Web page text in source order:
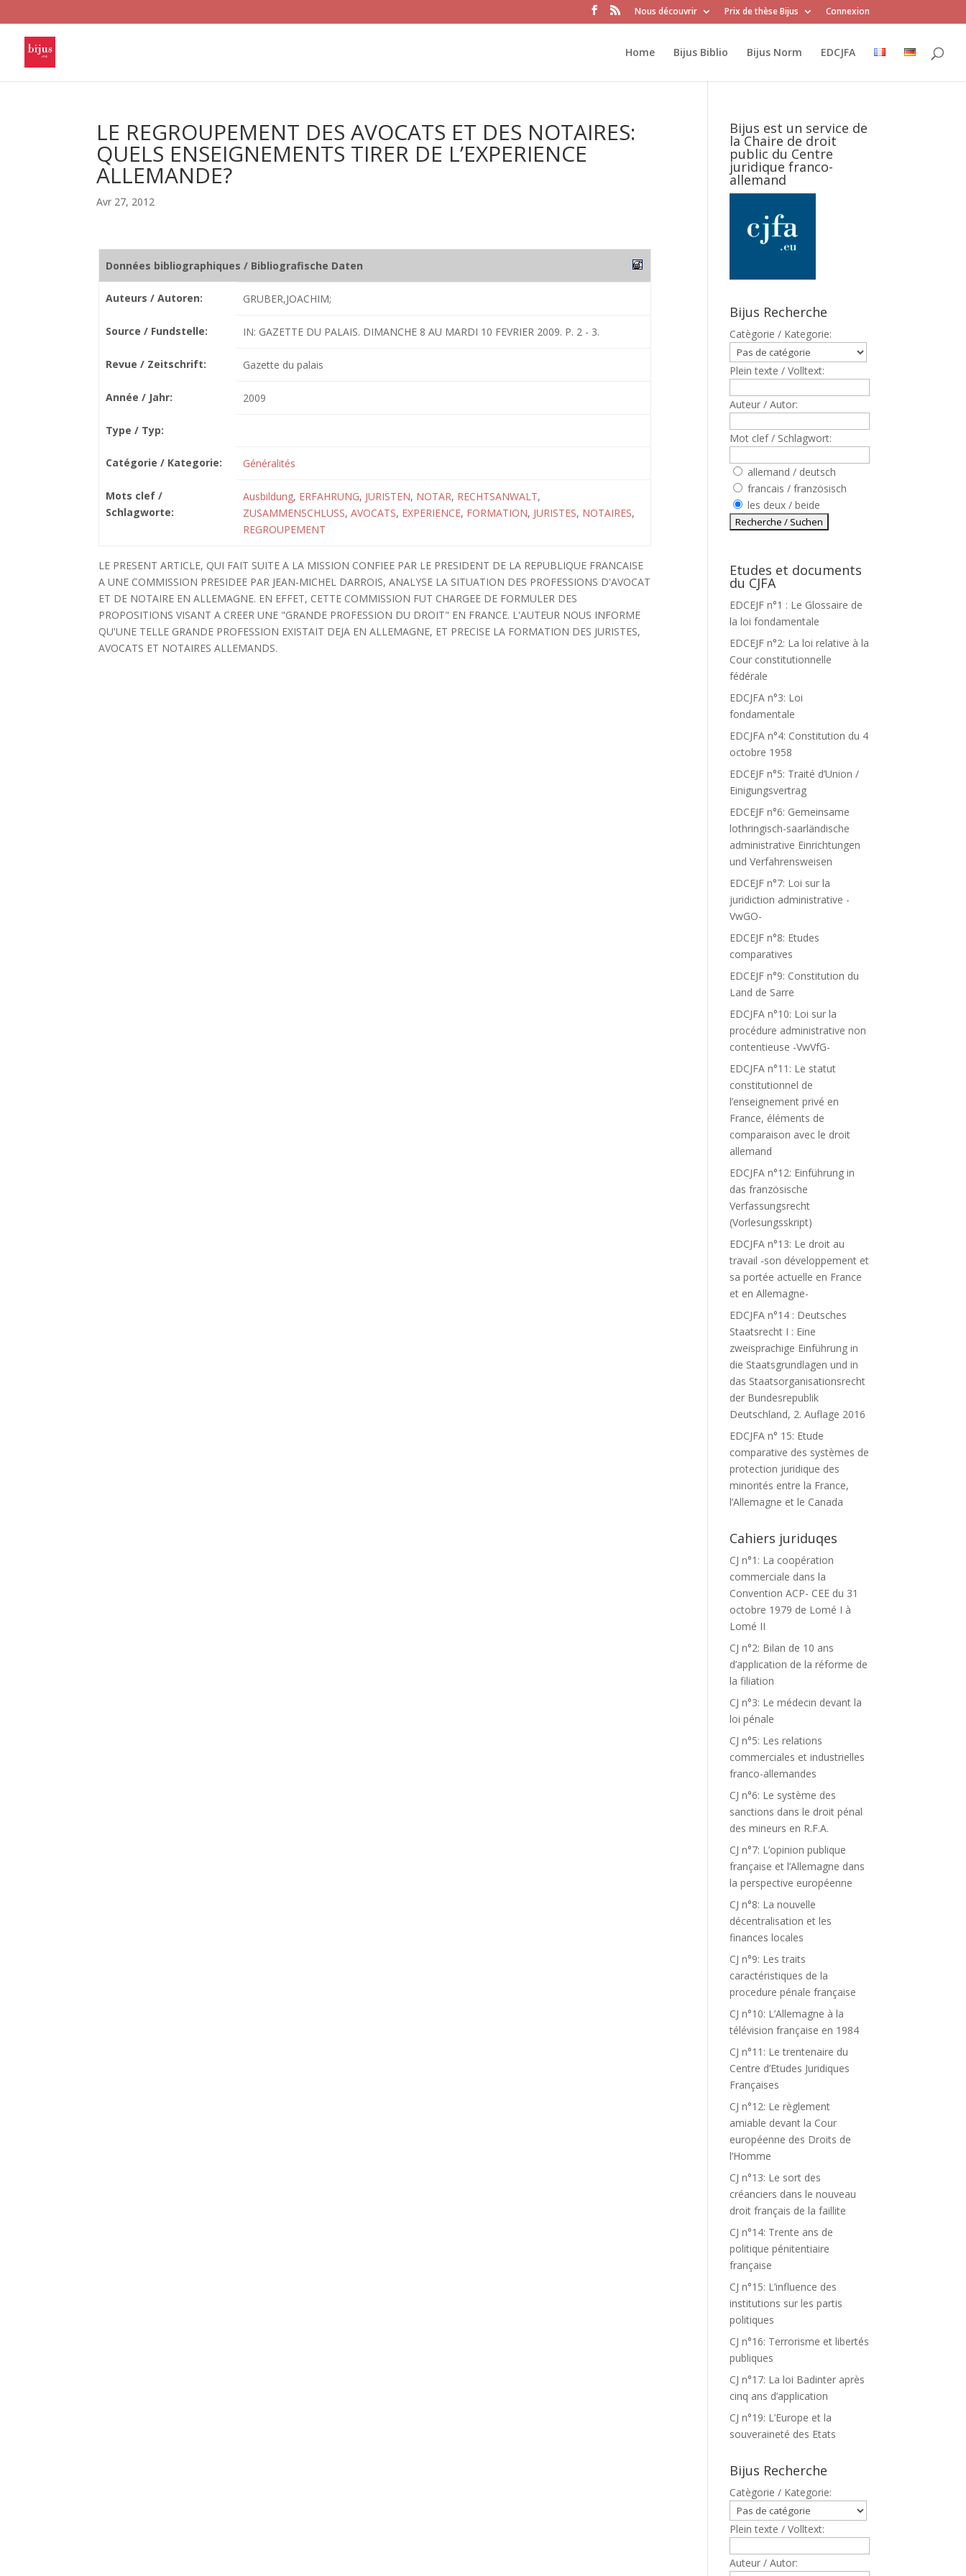
Nous découvrir Prix de thèse Bijus Connexion
Home Bijus Biblio Bijus Norm EDCJFA
LE REGROUPEMENT DES AVOCATS ET DES NOTAIRES:
QUELS ENSEIGNEMENTS TIRER DE L’EXPERIENCE
ALLEMANDE?
Avr 27, 2012
Données bibliographiques / Bibliografische Daten
Auteurs / Autoren: GRUBER,JOACHIM;
Source / Fundstelle: IN: GAZETTE DU PALAIS. DIMANCHE 8 AU MARDI 10 FEVRIER 2009. P. 2 - 3.
Revue / Zeitschrift: Gazette du palais
Année / Jahr: 2009
Type / Typ:
Catégorie / Kategorie: Généralités
Mots clef /
Schlagworte:
Ausbildung, ERFAHRUNG, JURISTEN, NOTAR, RECHTSANWALT,
ZUSAMMENSCHLUSS, AVOCATS, EXPERIENCE, FORMATION, JURISTES, NOTAIRES,
REGROUPEMENT
LE PRESENT ARTICLE, QUI FAIT SUITE A LA MISSION CONFIEE PAR LE PRESIDENT DE LA REPUBLIQUE FRANCAISE
A UNE COMMISSION PRESIDEE PAR JEAN-MICHEL DARROIS, ANALYSE LA SITUATION DES PROFESSIONS D'AVOCAT
ET DE NOTAIRE EN ALLEMAGNE. EN EFFET, CETTE COMMISSION FUT CHARGEE DE FORMULER DES
PROPOSITIONS VISANT A CREER UNE "GRANDE PROFESSION DU DROIT" EN FRANCE. L'AUTEUR NOUS INFORME
QU'UNE TELLE GRANDE PROFESSION EXISTAIT DEJA EN ALLEMAGNE, ET PRECISE LA FORMATION DES JURISTES,
AVOCATS ET NOTAIRES ALLEMANDS.
Bijus est un service de
la Chaire de droit
public du Centre
juridique franco-
allemand
Bijus Recherche
Catègorie / Kategorie:
Plein texte / Volltext:
Auteur / Autor:
Mot clef / Schlagwort:
allemand / deutsch
francais / französisch
les deux / beide
Etudes et documents
du CJFA
EDCEJF n°1 : Le Glossaire de
la loi fondamentale
EDCEJF n°2: La loi relative à la
Cour constitutionnelle
fédérale
EDCJFA n°3: Loi
fondamentale
EDCJFA n°4: Constitution du 4
octobre 1958
EDCEJF n°5: Traité d’Union /
Einigungsvertrag
EDCEJF n°6: Gemeinsame
lothringisch-saarländische
administrative Einrichtungen
und Verfahrensweisen
EDCEJF n°7: Loi sur la
juridiction administrative -
VwGO-
EDCEJF n°8: Etudes
comparatives
EDCEJF n°9: Constitution du
Land de Sarre
EDCJFA n°10: Loi sur la
procédure administrative non
contentieuse -VwVfG-
EDCJFA n°11: Le statut
constitutionnel de
l’enseignement privé en
France, éléments de
comparaison avec le droit
allemand
EDCJFA n°12: Einführung in
das französische
Verfassungsrecht
(Vorlesungsskript)
EDCJFA n°13: Le droit au
travail -son développement et
sa portée actuelle en France
et en Allemagne-
EDCJFA n°14 : Deutsches
Staatsrecht I : Eine
zweisprachige Einführung in
die Staatsgrundlagen und in
das Staatsorganisationsrecht
der Bundesrepublik
Deutschland, 2. Auflage 2016
EDCJFA n° 15: Etude
comparative des systèmes de
protection juridique des
minorités entre la France,
l’Allemagne et le Canada
Cahiers juriduqes
CJ n°1: La coopération
commerciale dans la
Convention ACP- CEE du 31
octobre 1979 de Lomé I à
Lomé II
CJ n°2: Bilan de 10 ans
d’application de la réforme de
la filiation
CJ n°3: Le médecin devant la
loi pénale
CJ n°5: Les relations
commerciales et industrielles
franco-allemandes
CJ n°6: Le système des
sanctions dans le droit pénal
des mineurs en R.F.A.
CJ n°7: L’opinion publique
française et l’Allemagne dans
la perspective européenne
CJ n°8: La nouvelle
décentralisation et les
finances locales
CJ n°9: Les traits
caractéristiques de la
procedure pénale française
CJ n°10: L’Allemagne à la
télévision française en 1984
CJ n°11: Le trentenaire du
Centre d’Etudes Juridiques
Françaises
CJ n°12: Le règlement
amiable devant la Cour
européenne des Droits de
l’Homme
CJ n°13: Le sort des
créanciers dans le nouveau
droit français de la faillite
CJ n°14: Trente ans de
politique pénitentiaire
française
CJ n°15: L’influence des
institutions sur les partis
politiques
CJ n°16: Terrorisme et libertés
publiques
CJ n°17: La loi Badinter après
cinq ans d’application
CJ n°19: L’Europe et la
souveraineté des Etats
Bijus Recherche
Catègorie / Kategorie:
Plein texte / Volltext:
Auteur / Autor: